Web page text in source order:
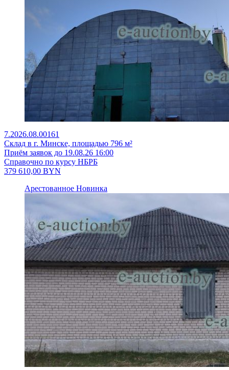
7.2026.08.00161
Склад в г. Минске, площадью 796 м²
Приём заявок до 19.08.26 16:00
Справочно по курсу НБРБ
379 610,00 BYN
Арестованное Новинка